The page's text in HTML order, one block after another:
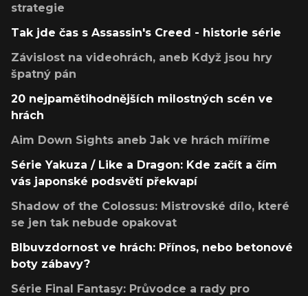
strategie
Tak jde čas s Assassin's Creed - historie série
Závislost na videohrách, aneb Když jsou hry
špatný pán
20 nejpamětihodnějších milostných scén ve
hrách
Aim Down Sights aneb Jak ve hrách míříme
Série Yakuza / Like a Dragon: Kde začít a čím
vás japonské podsvětí překvapí
Shadow of the Colossus: Mistrovské dílo, které
se jen tak nebude opakovat
Blbuvzdornost ve hrách: Přínos, nebo betonové
boty zábavy?
Série Final Fantasy: Průvodce a rady pro